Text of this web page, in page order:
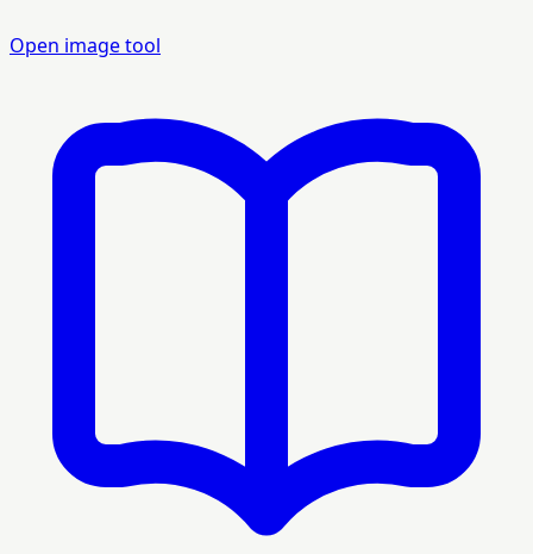
Open image tool